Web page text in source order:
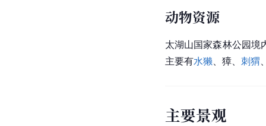
动物资源
太湖山国家森林公园境
主要有水獭 、獐、 刺猬
主要景观